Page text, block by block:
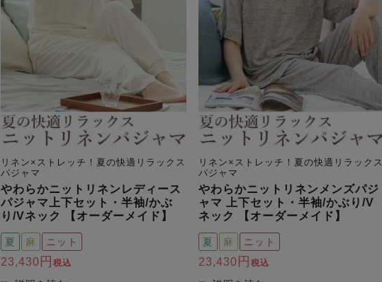
リネン×ストレッチ！夏の快適リラックス
パジャマ
やわらかニットリネンレディース
パジャマ上下セット・半袖/かぶ
り/Vネック 【オーダーメイド】
夏 麻 ニット
23,430 税込
リネン×ストレッチ！夏の快適リラックス
パジャマ
やわらかニットリネンメンズパジ
ャマ 上下セット・半袖/かぶり/V
ネック 【オーダーメイド】
夏 麻 ニット
23,430 税込